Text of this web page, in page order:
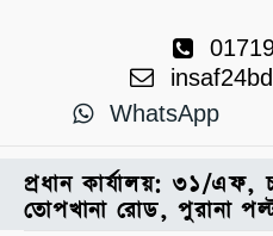
WhatsApp
প্রধান কার্যালয়: ৩১/
তোপখানা রোড, পুরানা